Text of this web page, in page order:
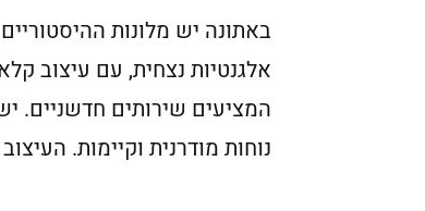
באתונה יש מלונות
אלגנטיות נצחית, עם עיצוב
המציעים שירותים חדשניים.
נוחות מודרנית וקיימות.